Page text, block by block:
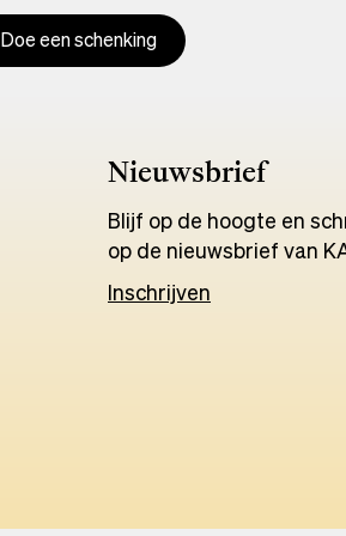
Doe een schenking
Nieuwsbrief
Blijf op de hoogte en
op de nieuwsbrief van
Inschrijven